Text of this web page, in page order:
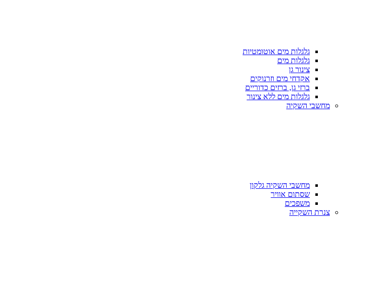
גלגלות מים אוטומטיות
גלגלות מים
צינור גן
אקדחי מים וזרנוקים
ברזי גן, ברזים כדוריים
גלגלות מים ללא צינור
מחשבי השקיה
מחשבי השקיה גלקון
שסתום אוויר
משפכים
צנרת השקייה